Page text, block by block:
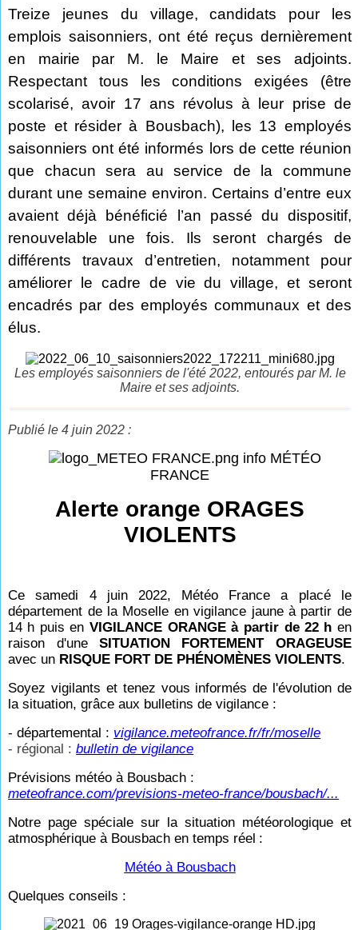
Treize jeunes du village, candidats pour les
emplois saisonniers, ont été reçus dernièrement
en mairie par M. le Maire et ses adjoints.
Respectant tous les conditions exigées (être
scolarisé, avoir 17 ans révolus à leur prise de
poste et résider à Bousbach), les 13 employés
saisonniers ont été informés lors de cette réunion
que chacun sera au service de la commune
durant une semaine environ. Certains d’entre eux
avaient déjà bénéficié l’an passé du dispositif,
renouvelable une fois. Ils seront chargés de
différents travaux d’entretien, notamment pour
améliorer le cadre de vie du village, et seront
encadrés par des employés communaux et des
élus.
Les employés saisonniers de l'été 2022, entourés par M. le
Maire et ses adjoints.
Publié le 4 juin 2022 :
info MÉTÉO
FRANCE
Alerte orange ORAGES
VIOLENTS
Ce samedi 4 juin 2022, Météo France a placé le
département de la Moselle en vigilance jaune à partir de
14 h puis en VIGILANCE ORANGE à partir de 22 h en
raison d'une SITUATION FORTEMENT ORAGEUSE
avec un RISQUE FORT DE PHÉNOMÈNES VIOLENTS.
Soyez vigilants et tenez vous informés de l'évolution de
la situation, grâce aux bulletins de vigilance :
- départemental : vigilance.meteofrance.fr/fr/moselle
- régional :bulletin de vigilance
Prévisions météo à Bousbach :
meteofrance.com/previsions-meteo-france/bousbach/...
Notre page spéciale sur la situation météorologique et
atmosphérique à Bousbach en temps réel :
Météo à Bousbach
Quelques conseils :